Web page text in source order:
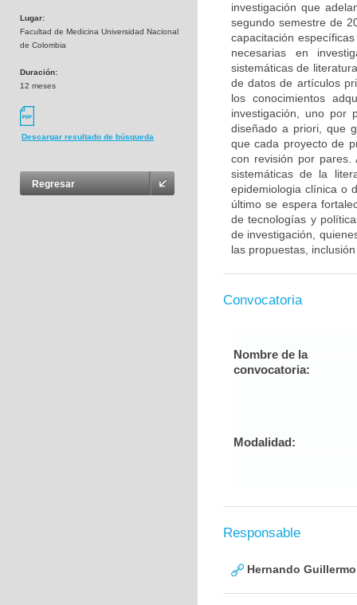
Lugar:
Facultad de Medicina Universidad Nacional
de Colombia
Duración:
12 meses
Descargar resultado de búsqueda
Regresar
investigación que
segundo semestre de
capacitación
necesarias en
sistemáticas de
de datos de artículos
los conocimientos
investigación, uno por
diseñado a priori, que
que cada proyecto de
con revisión por pares.
sistemáticas de la
epidemiologia clínica o
último se espera
de tecnologías y
de investigación,
las propuestas,
Convocatoria
Nombre de la
convocatoria:
Modalidad:
Responsable
Hernando